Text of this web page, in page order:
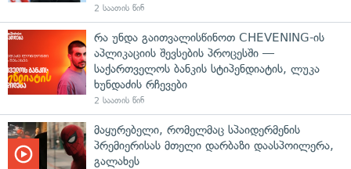
2 საათის წინ
რა უნდა გაითვალისწინოთ CHEVENING-ის
აპლიკაციის შევსების პროცესში —
საქართველოს ბანკის სტიპენდიატის, ლუკა
ხუნდაძის რჩევები
2 საათის წინ
მაყურებელი, რომელმაც სპაიდერმენის
პრემიერისას მთელი დარბაზი დაასპოილერა,
გალახეს